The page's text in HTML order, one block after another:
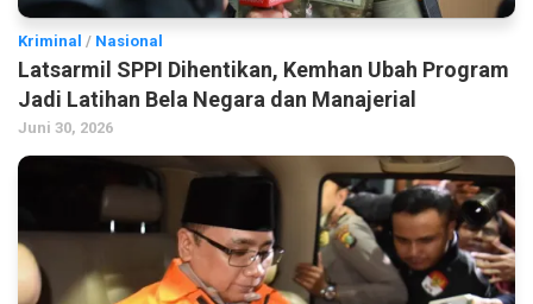
Kriminal / Nasional
Latsarmil SPPI Dihentikan, Kemhan Ubah Program
Jadi Latihan Bela Negara dan Manajerial
Juni 30, 2026